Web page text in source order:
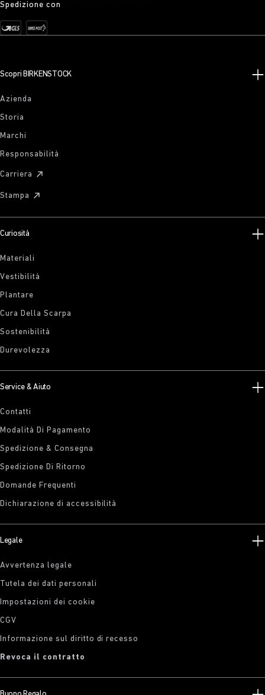
Spedizione con
Scopri BIRKENSTOCK
Azienda
Storia
Marchi
Responsabilità
Carriera
Stampa
Curiosità
Materiali
Vestibilità
Plantare
Cura Della Scarpa
Sostenibilità
Durevolezza
Service & Aiuto
Contatti
Modalità Di Pagamento
Spedizione & Consegna
Spedizione Di Ritorno
Domande Frequenti
Dichiarazione di accessibilità
Legale
Avvertenza legale
Tutela dei dati personali
Impostazioni dei cookie
CGV
Informazione sul diritto di recesso
Revoca il contratto